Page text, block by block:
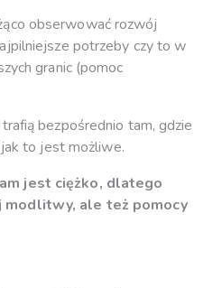
obserwować rozwój
potrzeby czy to w
granic (pomoc
bezpośrednio tam, gdzie
to jest możliwe.
jest ciężko, dlatego
modlitwy, ale też pomocy